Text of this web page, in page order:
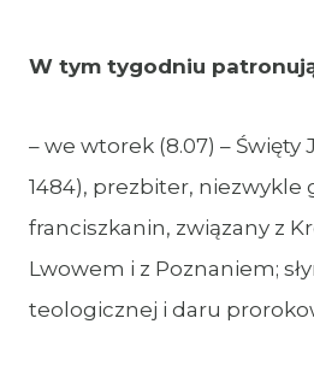
W tym tygodniu
– we wtorek (8.07) – Święty
1484), prezbiter, niezwykle
franciszkanin, związany z
Lwowem i z Poznaniem;
teologicznej i daru